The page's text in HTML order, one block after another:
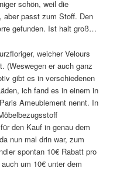
schön, weil die
passt zum Stoff. Den
gefunden. Ist halt groß…
weicher Velours
(Weswegen er auch ganz
gibt es in verschiedenen
ich fand es in einem in
Ameublement nennt. In
den Kauf in genau dem
nun mal drin war, zum
spontan 10€ Rabatt pro
um 10€ unter dem